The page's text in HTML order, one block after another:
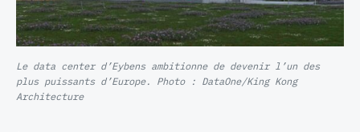
Le data center d’Eybens ambitionne de devenir l’un des
plus puissants d’Europe. Photo : DataOne/King Kong
Architecture